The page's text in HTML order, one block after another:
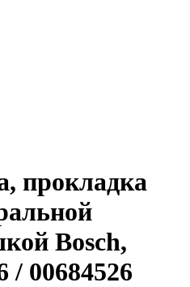
прокладка
Bosch,
/ 00684526